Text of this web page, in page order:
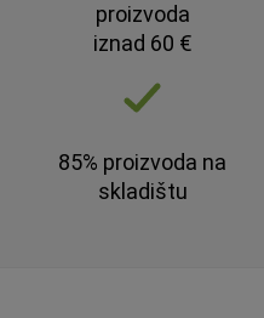
proizvoda
iznad 60 €
85% proizvoda na
skladištu